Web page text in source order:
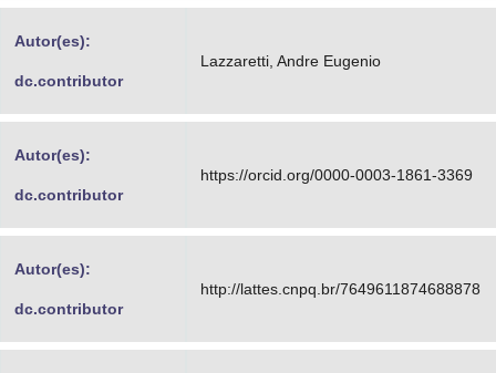
Autor(es):
dc.contributor
Lazzaretti, Andre Eugenio
Autor(es):
dc.contributor
https://orcid.org/0000-0003-1861-3369
Autor(es):
dc.contributor
http://lattes.cnpq.br/7649611874688878